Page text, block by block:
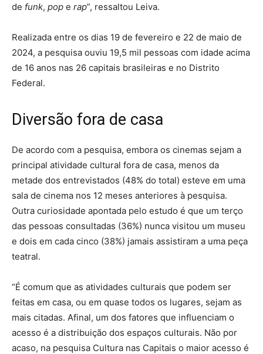
de funk, pop e rap”, ressaltou Leiva.
Realizada entre os dias 19 de fevereiro e 22 de maio de
2024, a pesquisa ouviu 19,5 mil pessoas com idade acima
de 16 anos nas 26 capitais brasileiras e no Distrito
Federal.
Diversão fora de casa
De acordo com a pesquisa, embora os cinemas sejam a
principal atividade cultural fora de casa, menos da
metade dos entrevistados (48% do total) esteve em uma
sala de cinema nos 12 meses anteriores à pesquisa.
Outra curiosidade apontada pelo estudo é que um terço
das pessoas consultadas (36%) nunca visitou um museu
e dois em cada cinco (38%) jamais assistiram a uma peça
teatral.
“É comum que as atividades culturais que podem ser
feitas em casa, ou em quase todos os lugares, sejam as
mais citadas. Afinal, um dos fatores que influenciam o
acesso é a distribuição dos espaços culturais. Não por
acaso, na pesquisa Cultura nas Capitais o maior acesso é